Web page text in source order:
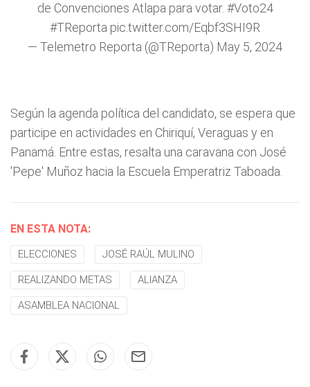
de Convenciones Atlapa para votar. #Voto24
#TReporta pic.twitter.com/Eqbf3SHI9R
— Telemetro Reporta (@TReporta) May 5, 2024
Según la agenda política del candidato, se espera que
participe en actividades en Chiriquí, Veraguas y en
Panamá. Entre estas, resalta una caravana con José
'Pepe' Muñoz hacia la Escuela Emperatriz Taboada.
EN ESTA NOTA:
ELECCIONES JOSÉ RAÚL MULINO
REALIZANDO METAS ALIANZA
ASAMBLEA NACIONAL